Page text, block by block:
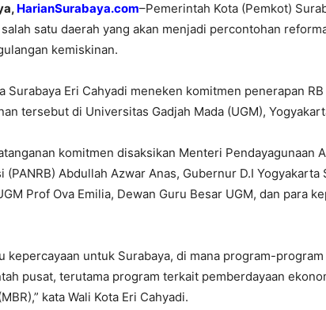
HarianSurabaya.com–Pemerintah Kota (Pemkot)
satu daerah yang akan menjadi percontohan
kemiskinan.
Surabaya Eri Cahyadi meneken komitmen penerapan
tersebut di Universitas Gadjah Mada (UGM),
komitmen disaksikan Menteri Pendayagunaan
(PANRB) Abdullah Azwar Anas, Gubernur D.I
Prof Ova Emilia, Dewan Guru Besar UGM, dan para
kepercayaan untuk Surabaya, di mana program-
pusat, terutama program terkait pemberdayaan
kata Wali Kota Eri Cahyadi.